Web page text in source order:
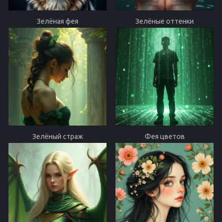
Зелёная фея Зелёные оттенки
Зелёный страж Фея цветов